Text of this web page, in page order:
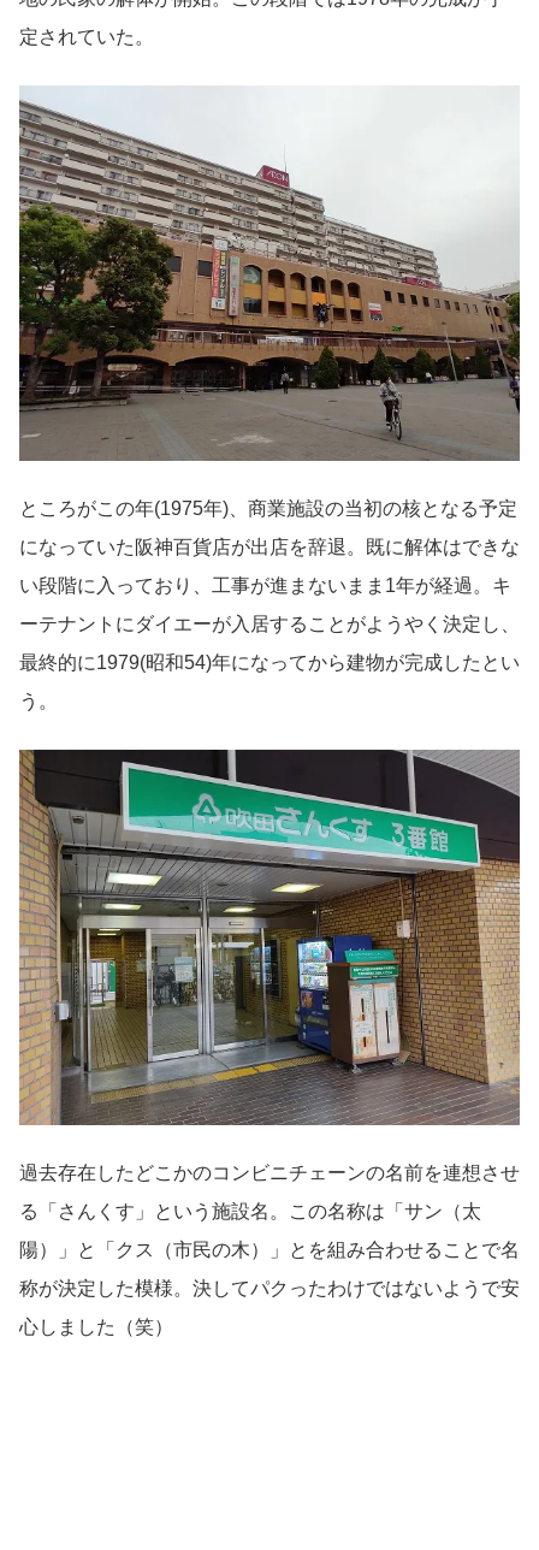
定されていた。
ところがこの年(1975年)、商業施設の当初の核となる予定
になっていた阪神百貨店が出店を辞退。既に解体はできな
い段階に入っており、工事が進まないまま1年が経過。キ
ーテナントにダイエーが入居することがようやく決定し、
最終的に1979(昭和54)年になってから建物が完成したとい
う。
過去存在したどこかのコンビニチェーンの名前を連想させ
る「さんくす」という施設名。この名称は「サン（太
陽）」と「クス（市民の木）」とを組み合わせることで名
称が決定した模様。決してパクったわけではないようで安
心しました（笑）